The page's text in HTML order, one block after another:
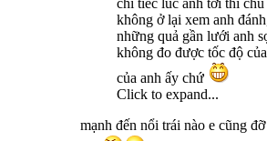
không ở lại xem anh
những quả gần lưới anh
không đo được tốc độ
của anh ấy chứ
Click to expand...
mạnh đến nổi trái nào e cũng